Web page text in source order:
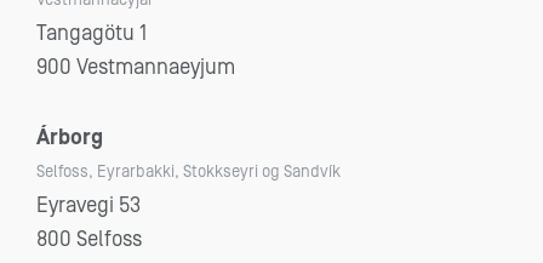
Tangagötu 1
900 Vestmannaeyjum
Árborg
Selfoss, Eyrarbakki, Stokkseyri og Sandvík
Eyravegi 53
800 Selfoss